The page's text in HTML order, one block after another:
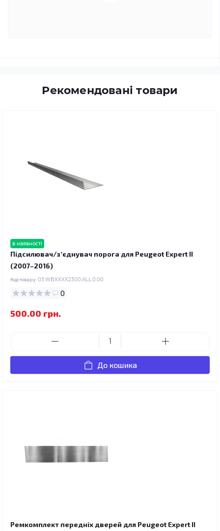
Рекомендовані товари
в наявності
Підсилювач/зʼєднувач порога для Peugeot Expert II
(2007–2016)
Код товару: 03.WBXXXX2300.ALL.0.00
0
500.00 грн.
До кошика
Ремкомплект передніх дверей для Peugeot Expert II